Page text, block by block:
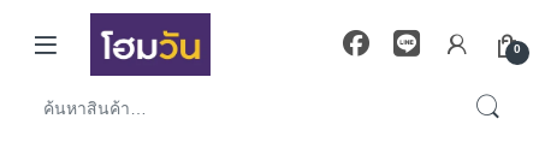
Skip to navigation
Skip to content
0